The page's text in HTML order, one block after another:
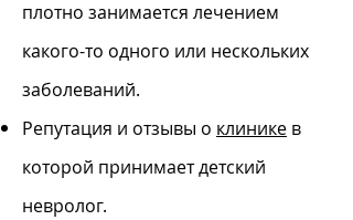
плотно занимается лечением
какого-то одного или нескольких
заболеваний.
Репутация и отзывы о клинике в
которой принимает детский
невролог.